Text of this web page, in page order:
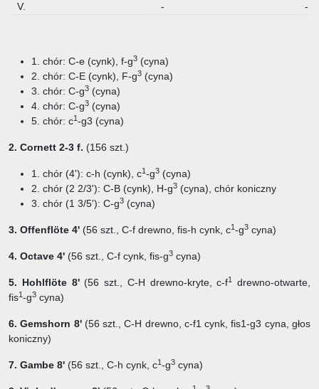
V.
- -
1. chór: C-e (cynk), f-g3 (cyna)
2. chór: C-E (cynk), F-g3 (cyna)
3. chór: C-g3 (cyna)
4. chór: C-g3 (cyna)
5. chór: c1-g3 (cyna)
2. Cornett 2-3 f. (156 szt.)
1. chór (4'): c-h (cynk), c1-g3 (cyna)
2. chór (2 2/3'): C-B (cynk), H-g3 (cyna), chór koniczny
3. chór (1 3/5'): C-g3 (cyna)
3. Offenflöte 4' (56 szt., C-f drewno, fis-h cynk, c1-g3 cyna)
4. Octave 4' (56 szt., C-f cynk, fis-g3 cyna)
5. Hohlflöte 8' (56 szt., C-H drewno-kryte, c-f1
drewno-otwarte,
fis1-g3 cyna)
6. Gemshorn 8' (56 szt.,
C-H drewno, c-f1 cynk, fis1-g3 cyna, głos
koniczny)
7. Gambe 8' (56 szt., C-h cynk, c1-g3 cyna)